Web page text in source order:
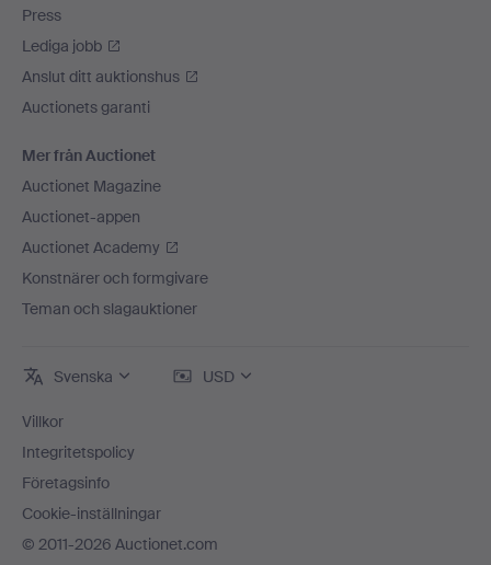
Press
Lediga jobb
Anslut ditt auktionshus
Auctionets garanti
Mer från Auctionet
Auctionet Magazine
Auctionet-appen
Auctionet Academy
Konstnärer och formgivare
Teman och slagauktioner
Svenska USD
Villkor
Integritetspolicy
Företagsinfo
Cookie-inställningar
© 2011-2026 Auctionet.com